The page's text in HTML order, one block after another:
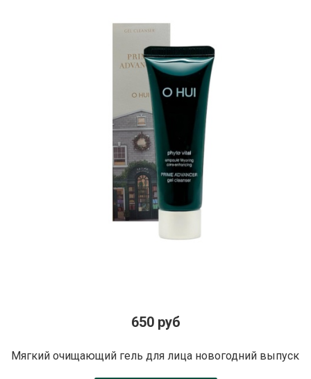
650 руб
Мягкий очищающий гель для лица новогодний выпуск